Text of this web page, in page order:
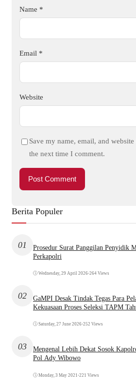
Name *
Email *
Website
Save my name, email, and
the next time I comment.
Berita Populer
01
Prosedur Surat Panggilan Penyidik
Perkapolri
Wednesday, 29 April 2026•264 Views
02
GaMPI Desak Tindak Tegas Para
Kekuasaan Proses Seleksi TAPM
Saturday, 27 June 2026•252 Views
03
Mengenal Lebih Dekat Sosok
Pol Ady Wibowo
Monday, 3 May 2021 •221 Views